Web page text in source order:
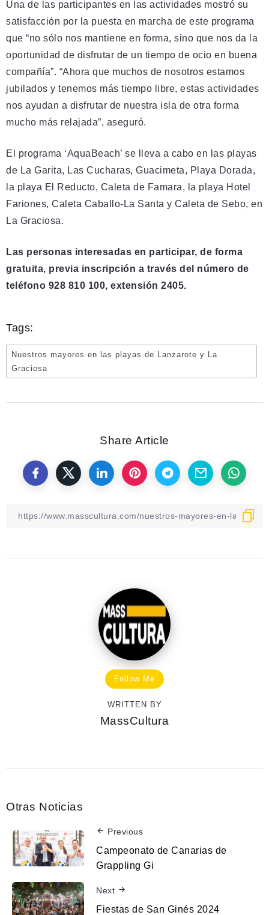
Una de las participantes en las actividades mostró su
satisfacción por la puesta en marcha de este programa
que “no sólo nos mantiene en forma, sino que nos da la
oportunidad de disfrutar de un tiempo de ocio en buena
compañía”. “Ahora que muchos de nosotros estamos
jubilados y tenemos más tiempo libre, estas actividades
nos ayudan a disfrutar de nuestra isla de otra forma
mucho más relajada”, aseguró.
El programa ‘AquaBeach’ se lleva a cabo en las playas
de La Garita, Las Cucharas, Guacimeta, Playa Dorada,
la playa El Reducto, Caleta de Famara, la playa Hotel
Fariones, Caleta Caballo-La Santa y Caleta de Sebo, en
La Graciosa.
Las personas interesadas en participar, de forma
gratuita, previa inscripción a través del número de
teléfono 928 810 100, extensión 2405.
Tags:
Nuestros mayores en las playas de Lanzarote y La
Graciosa
Share Article
Follow Me
WRITTEN BY
MassCultura
Otras Noticias
Previous
Campeonato de Canarias de
Grappling Gi
Next
Fiestas de San Ginés 2024